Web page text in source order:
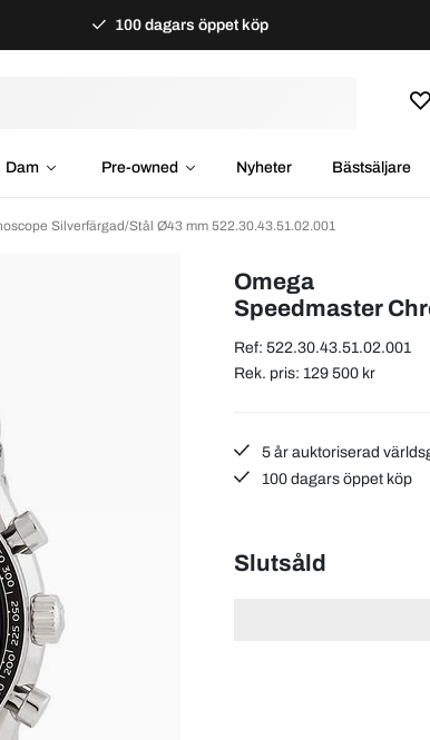
100 dagars öppet köp
Dam Pre-owned Nyheter Bästsäljare
Silverfärgad/Stål Ø43 mm 522.30.43.51.02.001
Omega
Speedmaster
Ref: 522.30.43.51.02.001
Rek. pris: 129 500 kr
5 år auktoriserad
100 dagars öppet köp
Slutsåld